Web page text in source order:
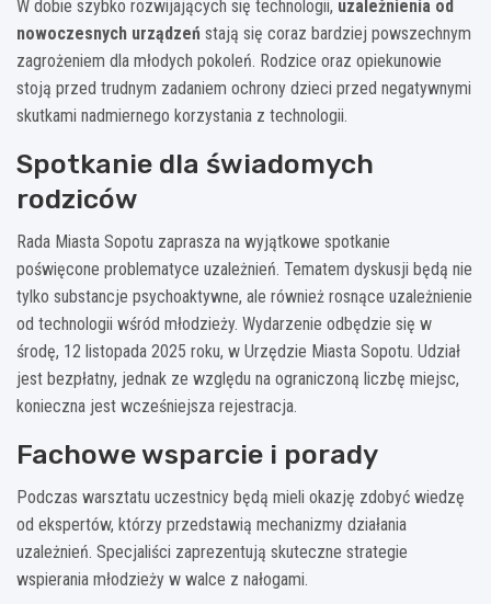
W dobie szybko rozwijających się technologii, uzależnienia od
nowoczesnych urządzeń stają się coraz bardziej powszechnym
zagrożeniem dla młodych pokoleń. Rodzice oraz opiekunowie
stoją przed trudnym zadaniem ochrony dzieci przed negatywnymi
skutkami nadmiernego korzystania z technologii.
Spotkanie dla świadomych
rodziców
Rada Miasta Sopotu zaprasza na wyjątkowe spotkanie
poświęcone problematyce uzależnień. Tematem dyskusji będą nie
tylko substancje psychoaktywne, ale również rosnące uzależnienie
od technologii wśród młodzieży. Wydarzenie odbędzie się w
środę, 12 listopada 2025 roku, w Urzędzie Miasta Sopotu. Udział
jest bezpłatny, jednak ze względu na ograniczoną liczbę miejsc,
konieczna jest wcześniejsza rejestracja.
Fachowe wsparcie i porady
Podczas warsztatu uczestnicy będą mieli okazję zdobyć wiedzę
od ekspertów, którzy przedstawią mechanizmy działania
uzależnień. Specjaliści zaprezentują skuteczne strategie
wspierania młodzieży w walce z nałogami.